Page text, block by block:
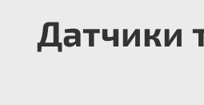
Датчики